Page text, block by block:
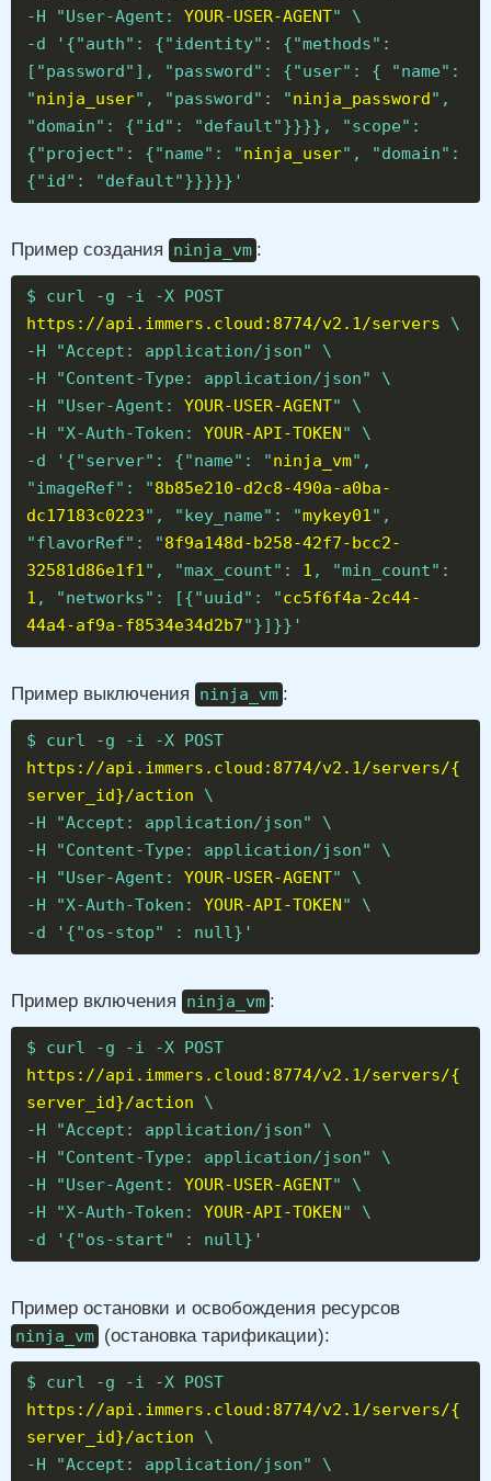
-H "User-Agent: YOUR-USER-AGENT" \
-d '{"auth": {"identity": {"methods":
["password"], "password": {"user": { "name":
"ninja_user", "password": "ninja_password",
"domain": {"id": "default"}}}}, "scope":
{"project": {"name": "ninja_user", "domain":
{"id": "default"}}}}}'
Пример создания ninja_vm :
$ curl -g -i -X POST
https://api.immers.cloud:8774/v2.1/servers \
-H "Accept: application/json" \
-H "Content-Type: application/json" \
-H "User-Agent: YOUR-USER-AGENT" \
-H "X-Auth-Token: YOUR-API-TOKEN" \
-d '{"server": {"name": "ninja_vm",
"imageRef": "8b85e210-d2c8-490a-a0ba-
dc17183c0223", "key_name": "mykey01",
"flavorRef": "8f9a148d-b258-42f7-bcc2-
32581d86e1f1", "max_count": 1 , "min_count":
1 , "networks": [{"uuid": "cc5f6f4a-2c44-
44a4-af9a-f8534e34d2b7"}]}}'
Пример выключения ninja_vm :
$ curl -g -i -X POST
https://api.immers.cloud:8774/v2.1/servers/{
server_id}/action \
-H "Accept: application/json" \
-H "Content-Type: application/json" \
-H "User-Agent: YOUR-USER-AGENT" \
-H "X-Auth-Token: YOUR-API-TOKEN" \
-d '{"os-stop" : null}'
Пример включения ninja_vm :
$ curl -g -i -X POST
https://api.immers.cloud:8774/v2.1/servers/{
server_id}/action \
-H "Accept: application/json" \
-H "Content-Type: application/json" \
-H "User-Agent: YOUR-USER-AGENT" \
-H "X-Auth-Token: YOUR-API-TOKEN" \
-d '{"os-start" : null}'
Пример остановки и освобождения ресурсов
ninja_vm (остановка тарификации):
$ curl -g -i -X POST
https://api.immers.cloud:8774/v2.1/servers/{
server_id}/action \
-H "Accept: application/json" \